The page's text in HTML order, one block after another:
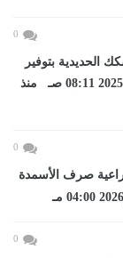
0
الحديدية بتوفير
أماكن في رحلات...اليوم الأربعاء، 2 أبريل 2025 08:11 صـ منذ
0
صرف الأسمدة
0